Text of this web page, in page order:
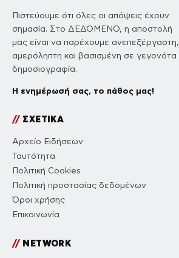
Πιστεύουμε ότι όλες οι απόψεις έχουν
σημασία. Στο ΔΕΔΟΜΕΝΟ, η αποστολή
μας είναι να παρέχουμε ανεπεξέργαστη,
αμερόληπτη και βασισμένη σε γεγονότα
δημοσιογραφία.
Η ενημέρωσή σας, το πάθος μας!
//ΣΧΕΤΙΚΑ
Αρχείο Ειδήσεων
Ταυτότητα
Πολιτική Cookies
Πολιτική προστασίας δεδομένων
Όροι χρήσης
Επικοινωνία
//NETWORK